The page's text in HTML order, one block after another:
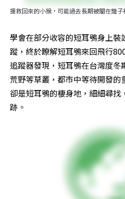
援救回來的小猴，可能過去長期被關在籠
學會在部分收容的短耳鴞身上裝
蹤，終於瞭解短耳鴞來回飛行
追蹤器發現，短耳鴞在台灣度冬
荒野等草叢，都市中等待開發的
卻是短耳鴞的棲身地，細細尋
跡。